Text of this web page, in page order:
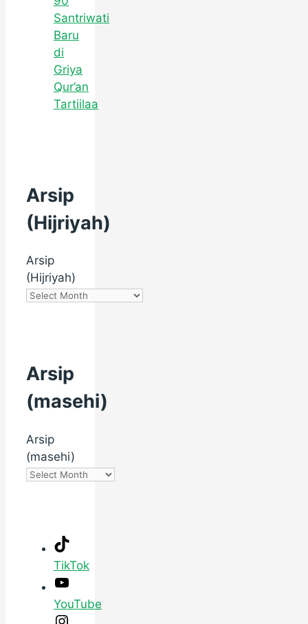
Santriwati
Baru
di
Griya
Qur’an
Tartiilaa
Arsip
(Hijriyah)
Arsip
(Hijriyah)
Arsip
(masehi)
Arsip
(masehi)
TikTok
YouTube